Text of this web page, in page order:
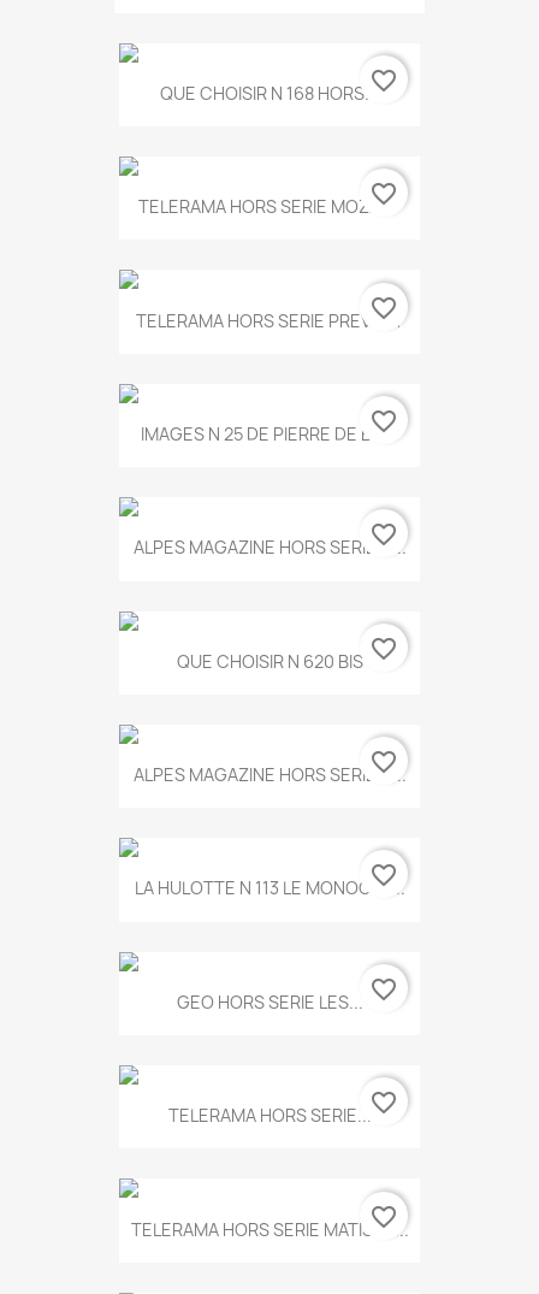
QUE CHOISIR N 168 HORS...favorite_border
TELERAMA HORS SERIE MOZART
favorite_border
TELERAMA HORS SERIE PREVERT
favorite_border
IMAGES N 25 DE PIERRE DE BOIS
favorite_border
ALPES MAGAZINE HORS SERIE N...
favorite_border
QUE CHOISIR N 620 BIS favorite_border
ALPES MAGAZINE HORS SERIE N...
favorite_border
LA HULOTTE N 113 LE MONOCLE...
favorite_border
GEO HORS SERIE LES... favorite_border
TELERAMA HORS SERIE...favorite_border
TELERAMA HORS SERIE MATISSE...
favorite_border